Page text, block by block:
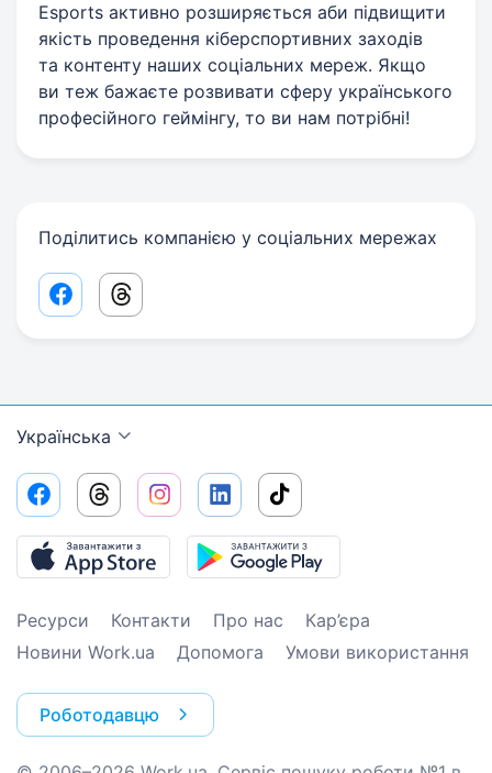
Esports активно розширяється аби підвищити
якість проведення кіберспортивних заходів
та контенту наших соціальних мереж. Якщо
ви теж бажаєте розвивати сферу українського
професійного геймінгу, то ви нам потрібні!
Поділитись компанією у соціальних мережах
Facebook share link
Threads share link
Українська
Ресурси Контакти Про нас
Кар’єра
Новини Work.ua
Допомога Умови використання
Роботодавцю